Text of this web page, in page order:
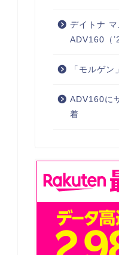
デイトナ
ADV160（
「モルゲ
ADV160に
着